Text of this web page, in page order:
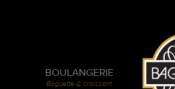
BOULANGERIE
Baguette & croissant